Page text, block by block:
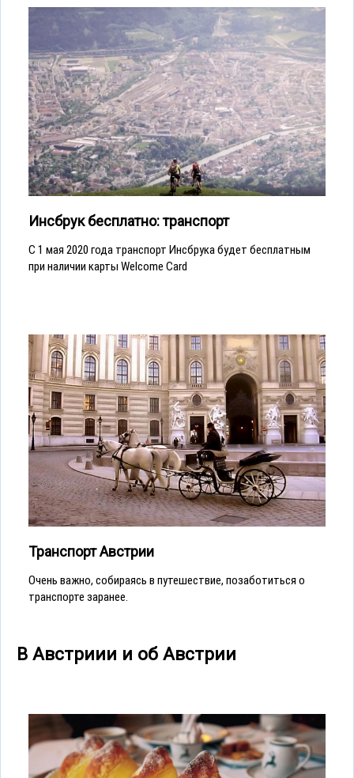
Инсбрук бесплатно: транспорт
С 1 мая 2020 года транспорт Инсбрука будет бесплатным
при наличии карты Welcome Card
Транспорт Австрии
Очень важно, собираясь в путешествие, позаботиться о
транспорте заранее.
В Австриии и об Австрии